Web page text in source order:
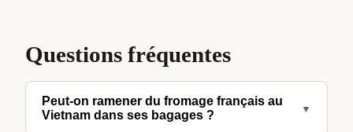
Questions fréquentes
Peut-on ramener du fromage français au
Vietnam dans ses bagages ?
▼